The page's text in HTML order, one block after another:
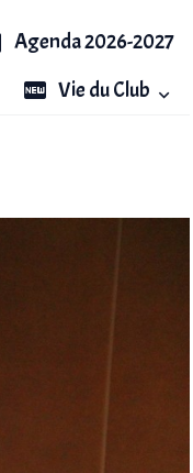
Agenda 2026-2027
Vie du Club